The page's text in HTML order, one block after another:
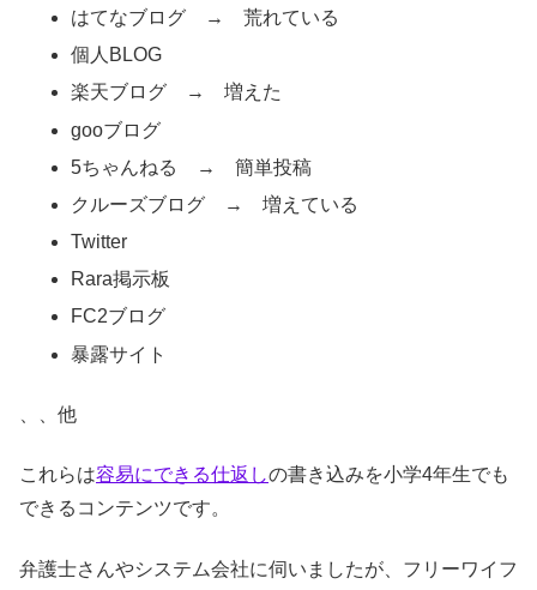
はてなブログ → 荒れている
個人BLOG
楽天ブログ → 増えた
gooブログ
5ちゃんねる → 簡単投稿
クルーズブログ → 増えている
Twitter
Rara掲示板
FC2ブログ
暴露サイト
、、他
これらは容易にできる仕返しの書き込みを小学4年生でも
できるコンテンツです。
弁護士さんやシステム会社に伺いましたが、フリーワイフ